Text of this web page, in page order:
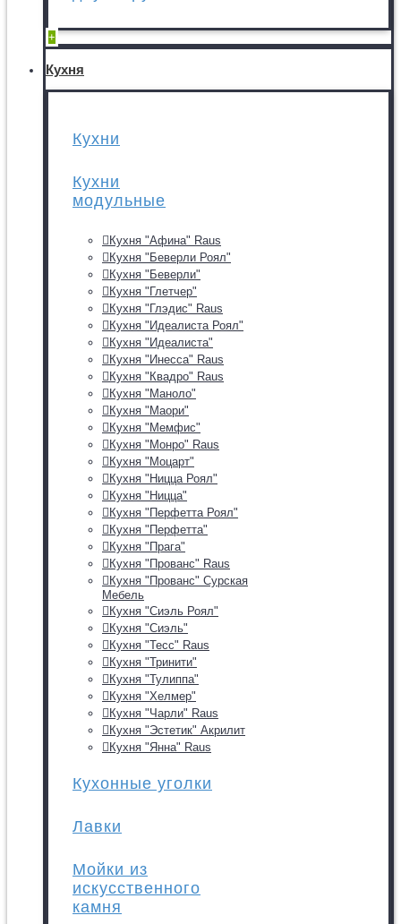
+
Кухня
Кухни
Кухни
модульные
Кухня "Афина" Raus
Кухня "Беверли Роял"
Кухня "Беверли"
Кухня "Глетчер"
Кухня "Глэдис" Raus
Кухня "Идеалиста Роял"
Кухня "Идеалиста"
Кухня "Инесса" Raus
Кухня "Квадро" Raus
Кухня "Маноло"
Кухня "Маори"
Кухня "Мемфис"
Кухня "Монро" Raus
Кухня "Моцарт"
Кухня "Ницца Роял"
Кухня "Ницца"
Кухня "Перфетта Роял"
Кухня "Перфетта"
Кухня "Прага"
Кухня "Прованс" Raus
Кухня "Прованс" Сурская
Мебель
Кухня "Сиэль Роял"
Кухня "Сиэль"
Кухня "Тесс" Raus
Кухня "Тринити"
Кухня "Тулиппа"
Кухня "Хелмер"
Кухня "Чарли" Raus
Кухня "Эстетик" Акрилит
Кухня "Янна" Raus
Кухонные уголки
Лавки
Мойки из
искусственного
камня